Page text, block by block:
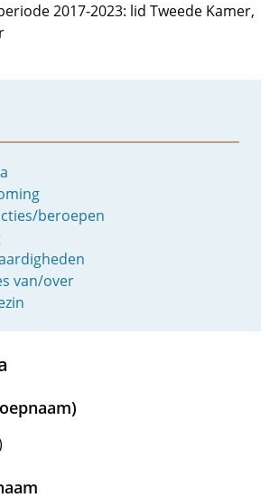
2017-2023: lid Tweede Kamer,
beroepen
van/over